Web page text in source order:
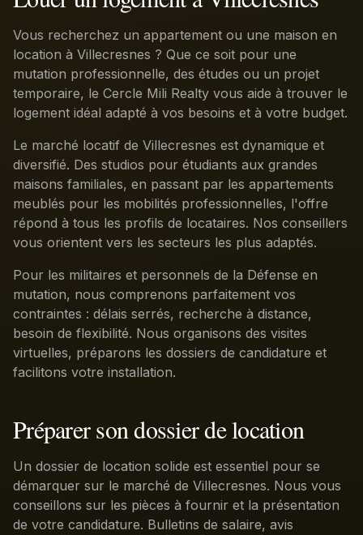
Vous recherchez un appartement ou une maison en
location à Villecresnes ? Que ce soit pour une
mutation professionnelle, des études ou un projet
temporaire, le Cercle Mili Realty vous aide à trouver le
logement idéal adapté à vos besoins et à votre budget.
Le marché locatif de Villecresnes est dynamique et
diversifié. Des studios pour étudiants aux grandes
maisons familiales, en passant par les appartements
meublés pour les mobilités professionnelles, l'offre
répond à tous les profils de locataires. Nos conseillers
vous orientent vers les secteurs les plus adaptés.
Pour les militaires et personnels de la Défense en
mutation, nous comprenons parfaitement vos
contraintes : délais serrés, recherche à distance,
besoin de flexibilité. Nous organisons des visites
virtuelles, préparons les dossiers de candidature et
facilitons votre installation.
Préparer son dossier de location
Un dossier de location solide est essentiel pour se
démarquer sur le marché de Villecresnes. Nous vous
conseillons sur les pièces à fournir et la présentation
de votre candidature. Bulletins de salaire, avis